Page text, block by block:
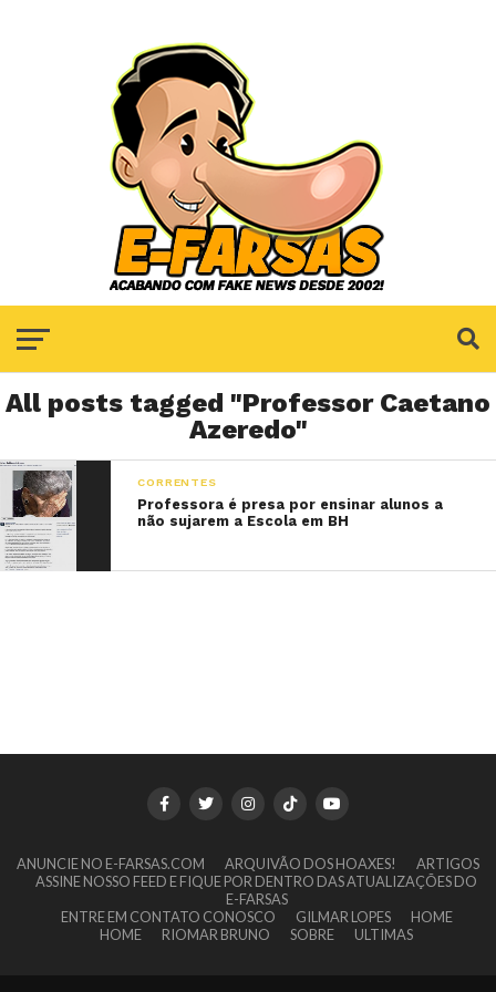
All posts tagged "Professor Caetano
Azeredo"
CORRENTES
Professora é presa por ensinar alunos a
não sujarem a Escola em BH
ANUNCIE NO E-FARSAS.COM ARQUIVÃO DOS HOAXES!
ARTIGOS
ASSINE NOSSO FEED E FIQUE POR DENTRO DAS ATUALIZAÇÕES DO
E-FARSAS
ENTRE EM CONTATO CONOSCO
GILMAR LOPES
HOME
HOME
RIOMAR BRUNO SOBRE ULTIMAS